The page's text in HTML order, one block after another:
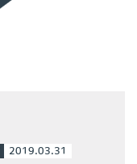
2019.03.31